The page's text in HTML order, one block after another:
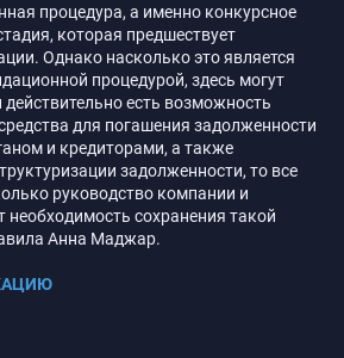
процедура, а именно конкурсное
которая предшествует
Однако насколько это является
процедурой, здесь могут
есть возможность
для погашения задолженности
и кредиторами, а также
задолженности, то все
руководство компании и
сохранения такой
Анна Маджар.